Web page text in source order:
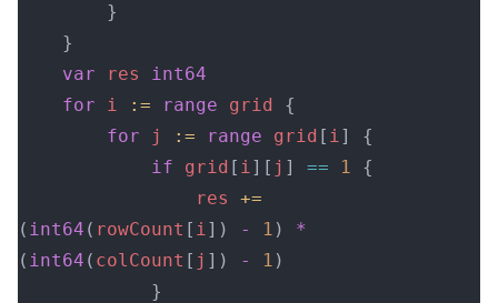
		}
	}
	var
res
int64
	for
i := range grid {
		for
j := range grid [ i] {
			if
grid [ i][ j ] == 1 {
				res
+=
( int64 ( rowCount [ i]) - 1 ) *
( int64 ( colCount [ j ]) - 1 )
			}